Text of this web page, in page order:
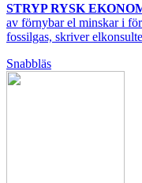
STRYP RYSK
av förnybar el minskar i
fossilgas, skriver
Snabbläs